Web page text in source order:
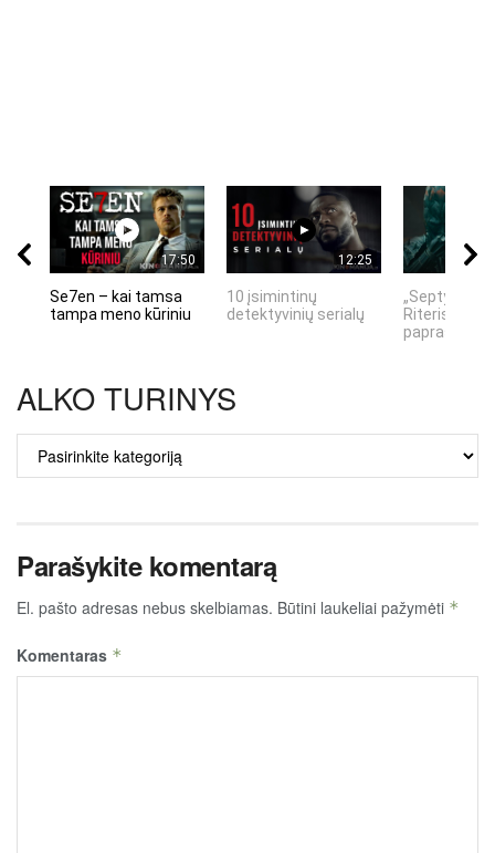
17:50
Se7en – kai tamsa
tampa meno kūriniu
12:25
10 įsimintinų
detektyvinių serialų
„Septynių
Riteris" – kai
ALKO TURINYS
TURINYS
Parašykite komentarą
El. pašto adresas nebus skelbiamas. Būtini laukeliai pažymėti *
Komentaras *